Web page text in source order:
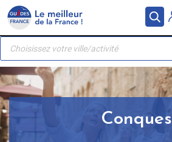
Panneau de gestion des cookies
Skip
content
Recherche
produits
Conques